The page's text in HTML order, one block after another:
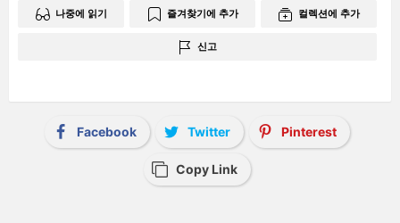
나중에 읽기 즐겨찾기에 추가 컬렉션에 추가
신고
Facebook Twitter Pinterest
Copy Link